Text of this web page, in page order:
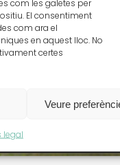
com les galetes per
El consentiment
com ara el
en aquest lloc. No
certes
Veure
legal